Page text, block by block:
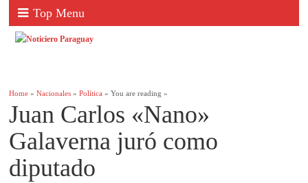
Top Menu
Home »Nacionales »Política » You are reading »
Juan Carlos «Nano»
Galaverna juró como
diputado